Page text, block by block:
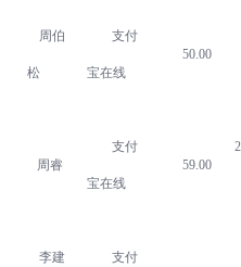
周伯
松
支付
宝在线
50.00
周睿
支付
宝在线
59.00
李建 支付